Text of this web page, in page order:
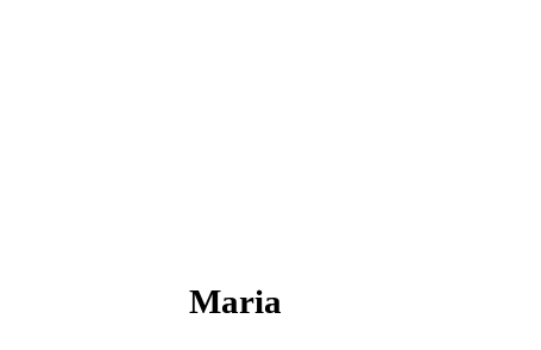
Maria